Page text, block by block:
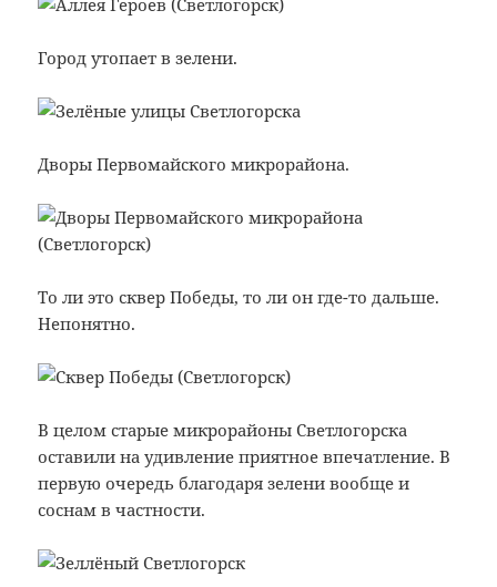
Город утопает в зелени.
Дворы Первомайского микрорайона.
То ли это сквер Победы, то ли он где-то дальше.
Непонятно.
В целом старые микрорайоны Светлогорска
оставили на удивление приятное впечатление. В
первую очередь благодаря зелени вообще и
соснам в частности.